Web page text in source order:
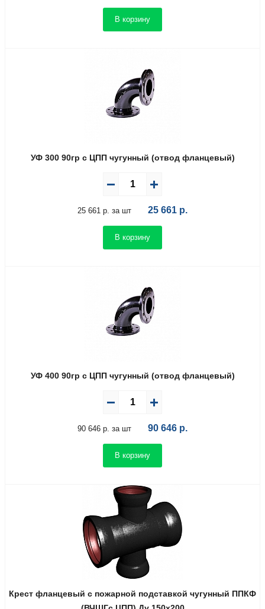
В корзину
УФ 300 90гр с ЦПП чугунный (отвод фланцевый)
25 661 р. за шт 25 661 р.
В корзину
УФ 400 90гр с ЦПП чугунный (отвод фланцевый)
90 646 р. за шт 90 646 р.
В корзину
Крест фланцевый с пожарной подставкой чугунный ППКФ